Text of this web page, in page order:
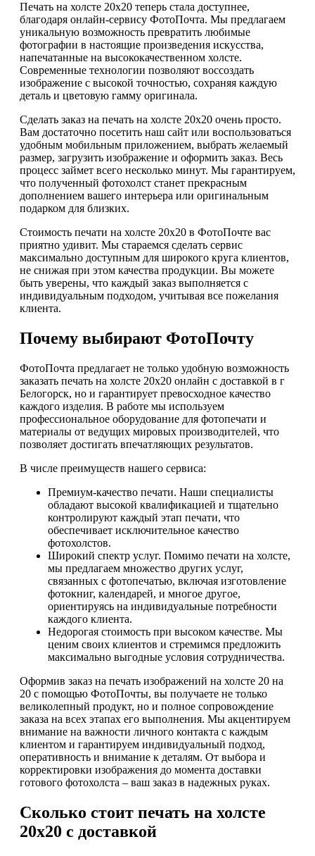
Печать на холсте 20х20 теперь стала доступнее,
благодаря онлайн-сервису ФотоПочта. Мы предлагаем
уникальную возможность превратить любимые
фотографии в настоящие произведения искусства,
напечатанные на высококачественном холсте.
Современные технологии позволяют воссоздать
изображение с высокой точностью, сохраняя каждую
деталь и цветовую гамму оригинала.
Сделать заказ на печать на холсте 20х20 очень просто.
Вам достаточно посетить наш сайт или воспользоваться
удобным мобильным приложением, выбрать желаемый
размер, загрузить изображение и оформить заказ. Весь
процесс займет всего несколько минут. Мы гарантируем,
что полученный фотохолст станет прекрасным
дополнением вашего интерьера или оригинальным
подарком для близких.
Стоимость печати на холсте 20х20 в ФотоПочте вас
приятно удивит. Мы стараемся сделать сервис
максимально доступным для широкого круга клиентов,
не снижая при этом качества продукции. Вы можете
быть уверены, что каждый заказ выполняется с
индивидуальным подходом, учитывая все пожелания
клиента.
Почему выбирают ФотоПочту
ФотоПочта предлагает не только удобную возможность
заказать печать на холсте 20х20 онлайн с доставкой в г
Белогорск, но и гарантирует превосходное качество
каждого изделия. В работе мы используем
профессиональное оборудование для фотопечати и
материалы от ведущих мировых производителей, что
позволяет достигать впечатляющих результатов.
В числе преимуществ нашего сервиса:
Премиум-качество печати. Наши специалисты
обладают высокой квалификацией и тщательно
контролируют каждый этап печати, что
обеспечивает исключительное качество
фотохолстов.
Широкий спектр услуг. Помимо печати на холсте,
мы предлагаем множество других услуг,
связанных с фотопечатью, включая изготовление
фотокниг, календарей, и многое другое,
ориентируясь на индивидуальные потребности
каждого клиента.
Недорогая стоимость при высоком качестве. Мы
ценим своих клиентов и стремимся предложить
максимально выгодные условия сотрудничества.
Оформив заказ на печать изображений на холсте 20 на
20 с помощью ФотоПочты, вы получаете не только
великолепный продукт, но и полное сопровождение
заказа на всех этапах его выполнения. Мы акцентируем
внимание на важности личного контакта с каждым
клиентом и гарантируем индивидуальный подход,
оперативность и внимание к деталям. От выбора и
корректировки изображения до момента доставки
готового фотохолста – ваш заказ в надежных руках.
Сколько стоит печать на холсте
20х20 с доставкой